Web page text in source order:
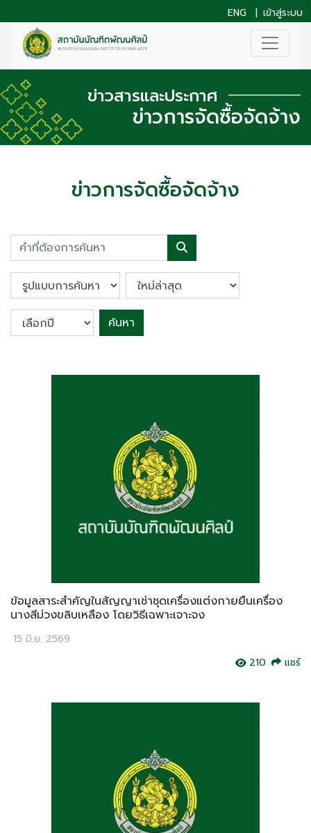
ENG | เข้าสู่ระบบ
ข่าวสารและประกาศ
ข่าวการจัดซื้อจัดจ้าง
ข่าวการจัดซื้อจัดจ้าง
ค้นหา
ข้อมูลสาระสำคัญในสัญญาเช่าชุดเครื่องแต่งกายยืนเครื่อง
นางสีม่วงขลิบเหลือง โดยวิธีเฉพาะเจาะจง
15 มิ.ย. 2569
210
แชร์